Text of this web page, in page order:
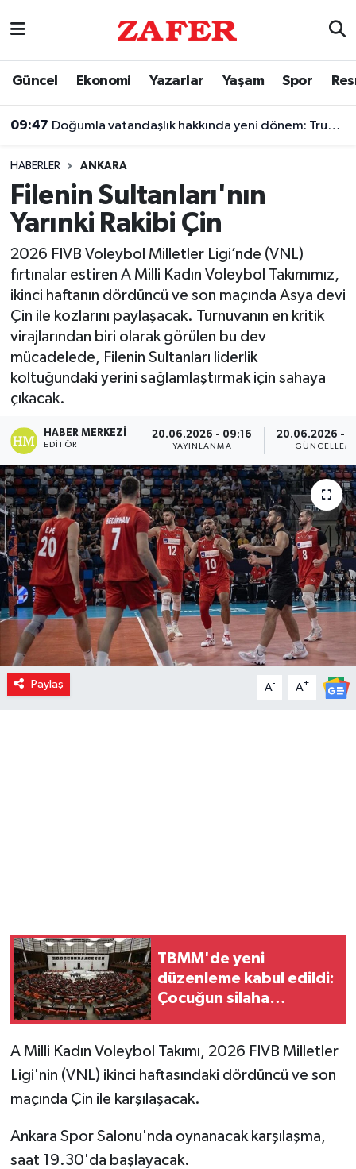
Güncel Ekonomi Yazarlar Yaşam Spor
09:47 Doğumla vatandaşlık hakkında yeni dönem: Trump imzayı attı
HABERLER ANKARA
Filenin Sultanları'nın
Yarınki Rakibi Çin
2026 FIVB Voleybol Milletler Ligi’nde (VNL)
fırtınalar estiren A Milli Kadın Voleybol Takımımız,
ikinci haftanın dördüncü ve son maçında Asya devi
Çin ile kozlarını paylaşacak. Turnuvanın en kritik
virajlarından biri olarak görülen bu dev
mücadelede, Filenin Sultanları liderlik
koltuğundaki yerini sağlamlaştırmak için sahaya
çıkacak.
HABER MERKEZI
EDITÖR
20.06.2026 - 09:16
YAYINLANMA
20.06.2026 -
Paylaş A- A+
TBMM'de yeni
düzenleme kabul edildi:
Çocuğun silaha
A Milli Kadın Voleybol Takımı, 2026 FIVB Milletler
Ligi'nin (VNL) ikinci haftasındaki dördüncü ve son
maçında Çin ile karşılaşacak.
Ankara Spor Salonu'nda oynanacak karşılaşma,
saat 19.30'da başlayacak.
Nöbetçi Eczaneler
Trafik Durumu
Süper Lig Puan Durumu ve Fikstür
Tüm Manşetler
Son Dakika Haberleri
Haber Arşivi